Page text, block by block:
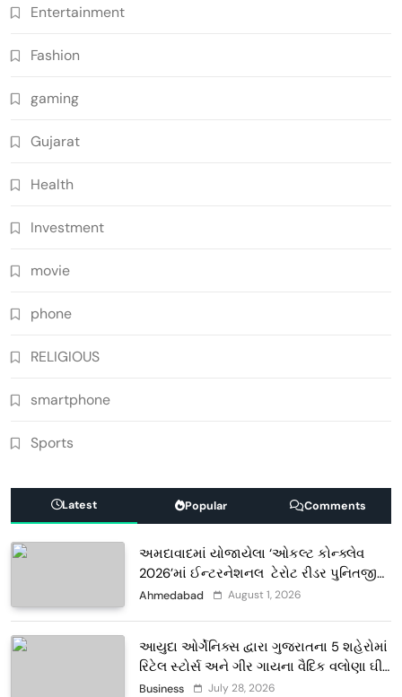
Entertainment
Fashion
gaming
Gujarat
Health
Investment
movie
phone
RELIGIOUS
smartphone
Sports
Latest Popular Comments
અમદાવાદમાં યોજાયેલા ‘ઓકલ્ટ કોન્ક્લેવ
2026’માં ઈન્ટરનેશનલ ટેરોટ રીડર પુનિતજી
લુલ્લા એ ટેરોટ કાર્ડ રીડિંગ અંગે માહિતી આપી
Ahmedabad August 1, 2026
આયુદા ઓર્ગેનિક્સ દ્વારા ગુજરાતના 5 શહેરોમાં
રિટેલ સ્ટોર્સ અને ગીર ગાયના વૈદિક વલોણા ઘી-
દૂધની શુદ્ધ સેવાઓ સાથે વ્યાપક વિસ્તરણ
Business July 28, 2026